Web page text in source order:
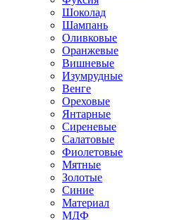
Шоколад
Шампань
Оливковые
Оранжевые
Вишневые
Изумрудные
Венге
Ореховые
Янтарные
Сиреневые
Салатовые
Фиолетовые
Мятные
Золотые
Синие
Материал
МДФ